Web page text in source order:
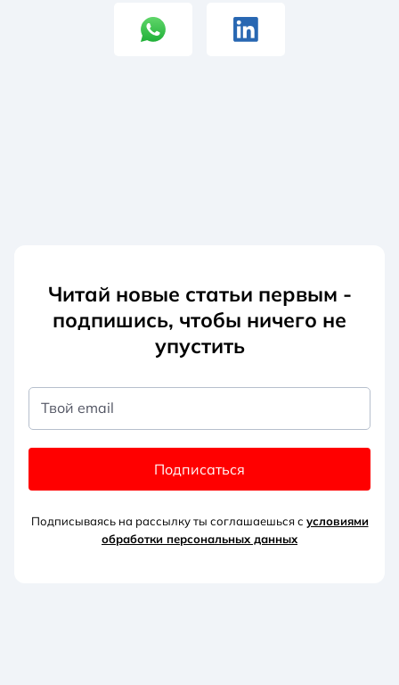
Читай новые статьи первым -
подпишись, чтобы ничего не
упустить
Твой email
Подписаться
Подписываясь на рассылку ты соглашаешься с условиями
обработки персональных данных